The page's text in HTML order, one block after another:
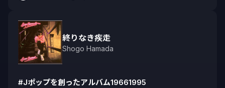
終りなき疾走
Shogo Hamada
#Jポップを創ったアルバム19661995